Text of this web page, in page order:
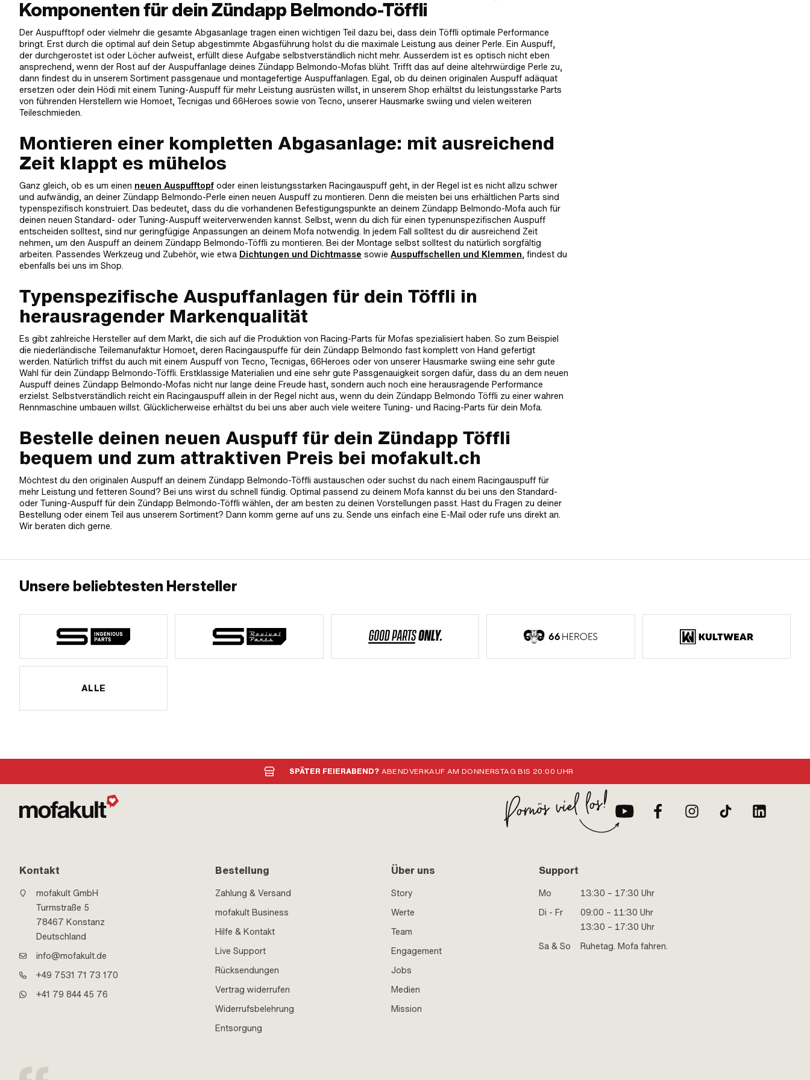
Komponenten für dein Zündapp Belmondo-Töffli
Der Auspufftopf oder vielmehr die gesamte Abgasanlage tragen einen wichtigen Teil dazu bei, dass dein Töffli optimale Performance
bringt. Erst durch die optimal auf dein Setup abgestimmte Abgasführung holst du die maximale Leistung aus deiner Perle. Ein Auspuff,
der durchgerostet ist oder Löcher aufweist, erfüllt diese Aufgabe selbstverständlich nicht mehr. Ausserdem ist es optisch nicht eben
ansprechend, wenn der Rost auf der Auspuffanlage deines Zündapp Belmondo-Mofas blüht. Trifft das auf deine altehrwürdige Perle zu,
dann findest du in unserem Sortiment passgenaue und montagefertige Auspuffanlagen. Egal, ob du deinen originalen Auspuff adäquat
ersetzen oder dein Hödi mit einem Tuning-Auspuff für mehr Leistung ausrüsten willst, in unserem Shop erhältst du leistungsstarke Parts
von führenden Herstellern wie Homoet, Tecnigas und 66Heroes sowie von Tecno, unserer Hausmarke swiing und vielen weiteren
Teileschmieden.
Montieren einer kompletten Abgasanlage: mit ausreichend
Zeit klappt es mühelos
Ganz gleich, ob es um einen neuen Auspufftopf oder einen leistungsstarken Racingauspuff geht, in der Regel ist es nicht allzu schwer
und aufwändig, an deiner Zündapp Belmondo-Perle einen neuen Auspuff zu montieren. Denn die meisten bei uns erhältlichen Parts sind
typenspezifisch konstruiert. Das bedeutet, dass du die vorhandenen Befestigungspunkte an deinem Zündapp Belmondo-Mofa auch für
deinen neuen Standard- oder Tuning-Auspuff weiterverwenden kannst. Selbst, wenn du dich für einen typenunspezifischen Auspuff
entscheiden solltest, sind nur geringfügige Anpassungen an deinem Mofa notwendig. In jedem Fall solltest du dir ausreichend Zeit
nehmen, um den Auspuff an deinem Zündapp Belmondo-Töffli zu montieren. Bei der Montage selbst solltest du natürlich sorgfältig
arbeiten. Passendes Werkzeug und Zubehör, wie etwa Dichtungen und Dichtmasse sowie Auspuffschellen und Klemmen, findest du
ebenfalls bei uns im Shop.
Typenspezifische Auspuffanlagen für dein Töffli in
herausragender Markenqualität
Es gibt zahlreiche Hersteller auf dem Markt, die sich auf die Produktion von Racing-Parts für Mofas spezialisiert haben. So zum Beispiel
die niederländische Teilemanufaktur Homoet, deren Racingauspuffe für dein Zündapp Belmondo fast komplett von Hand gefertigt
werden. Natürlich triffst du auch mit einem Auspuff von Tecno, Tecnigas, 66Heroes oder von unserer Hausmarke swiing eine sehr gute
Wahl für dein Zündapp Belmondo-Töffli. Erstklassige Materialien und eine sehr gute Passgenauigkeit sorgen dafür, dass du an dem neuen
Auspuff deines Zündapp Belmondo-Mofas nicht nur lange deine Freude hast, sondern auch noch eine herausragende Performance
erzielst. Selbstverständlich reicht ein Racingauspuff allein in der Regel nicht aus, wenn du dein Zündapp Belmondo Töffli zu einer wahren
Rennmaschine umbauen willst. Glücklicherweise erhältst du bei uns aber auch viele weitere Tuning- und Racing-Parts für dein Mofa.
Bestelle deinen neuen Auspuff für dein Zündapp Töffli
bequem und zum attraktiven Preis bei mofakult.ch
Möchtest du den originalen Auspuff an deinem Zündapp Belmondo-Töffli austauschen oder suchst du nach einem Racingauspuff für
mehr Leistung und fetteren Sound? Bei uns wirst du schnell fündig. Optimal passend zu deinem Mofa kannst du bei uns den Standard-
oder Tuning-Auspuff für dein Zündapp Belmondo-Töffli wählen, der am besten zu deinen Vorstellungen passt. Hast du Fragen zu deiner
Bestellung oder einem Teil aus unserem Sortiment? Dann komm gerne auf uns zu. Sende uns einfach eine E-Mail oder rufe uns direkt an.
Wir beraten dich gerne.
Unsere beliebtesten Hersteller
ALLE
SPÄTER FEIERABEND? ABENDVERKAUF AM DONNERSTAG BIS 20:00 UHR
Kontakt
mofakult GmbH
Turmstraße 5
78467 Konstanz
Deutschland
info@mofakult.de
+49 7531 71 73 170
+41 79 844 45 76
Bestellung
Zahlung & Versand
mofakult Business
Hilfe & Kontakt
Live Support
Rücksendungen
Vertrag widerrufen
Widerrufsbelehrung
Entsorgung
Über uns
Story
Werte
Team
Engagement
Jobs
Medien
Mission
Support
Mo
13:30 – 17:30 Uhr
Di - Fr
09:00 – 11:30 Uhr
13:30 – 17:30 Uhr
Sa & So
Ruhetag. Mofa fahren.